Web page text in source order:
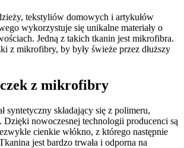
tekstyliów domowych i artykułów
wykorzystuje się unikalne materiały o
Jedną z takich tkanin jest mikrofibra.
z mikrofibry, by były świeże przez dłuższy
z mikrofibry
syntetyczny składający się z polimeru,
nowoczesnej technologii producenci są
cienkie włókno, z którego następnie
jest bardzo trwała i odporna na